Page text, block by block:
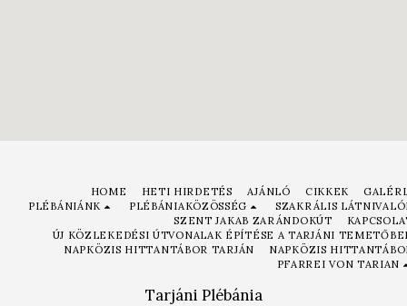
Tarjáni Plébánia
HOME HETI HIRDETÉS AJÁNLÓ CIKKEK
PLÉBÁNIÁNK
PLÉBÁNIAKÖZÖSSÉG
SZAKRÁLIS
SZENT JAKAB ZARÁNDOKÚT
ÚJ KÖZLEKEDÉSI ÚTVONALAK ÉPÍTÉSE A TARJÁNI
NAPKÖZIS HITTANTÁBOR TARJÁN
NAPKÖZIS
PFARREI VON TARIAN